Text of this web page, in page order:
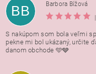
BB
Barbora Bížová
|
S nakúpom som bola veľmi
pekne mi bol ukázaný, určite
danom obchode 🩵🩶